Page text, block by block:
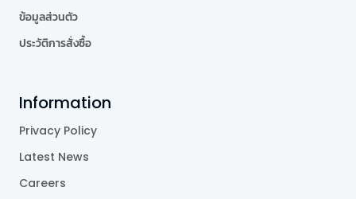
ข้อมูลส่วนตัว
ประวัติการสั่งซื้อ
Information
Privacy Policy
Latest News
Careers